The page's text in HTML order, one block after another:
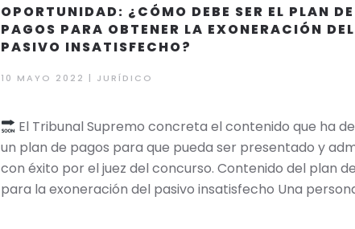
OPORTUNIDAD: ¿CÓMO DEBE SER EL PLAN DE
PAGOS PARA OBTENER LA EXONERACIÓN DEL
PASIVO INSATISFECHO?
10 MAYO 2022 | JURÍDICO
El Tribunal Supremo concreta el contenido que ha
un plan de pagos para que pueda ser presentado y
con éxito por el juez del concurso. Contenido del plan
para la exoneración del pasivo insatisfecho Una